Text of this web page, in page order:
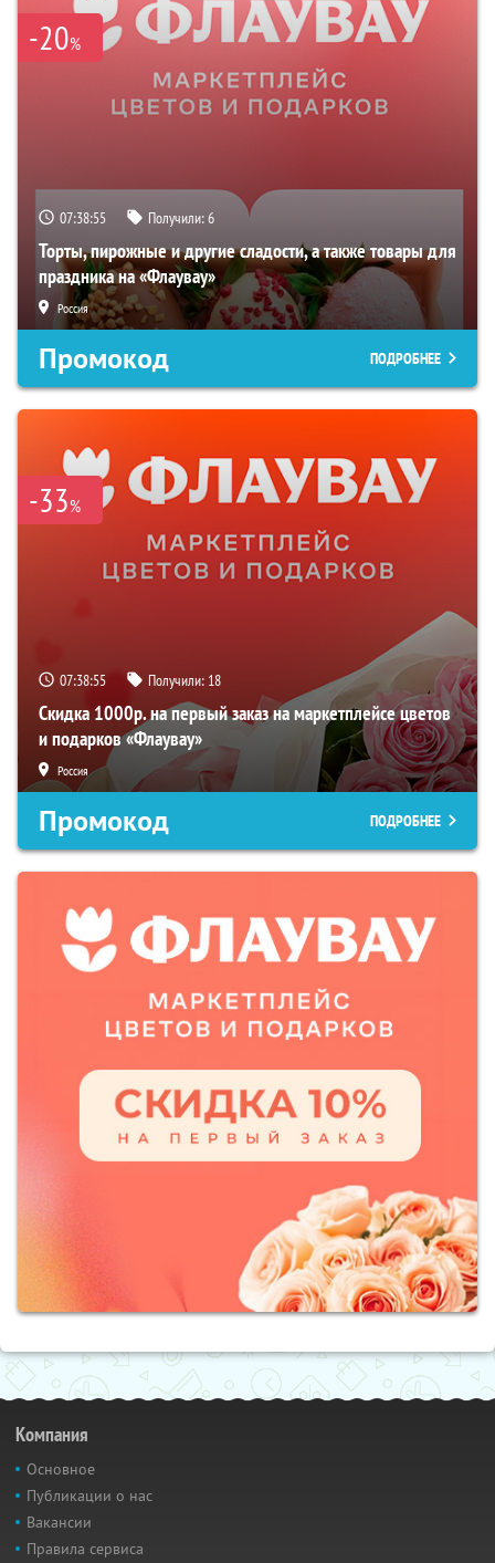
-20%
07:38:54 Получили:6
Торты, пирожные и другие сладости, а также товары для
праздника на «Флаувау»
Россия
Промокод ПОДРОБНЕЕ
-33%
07:38:54 Получили: 18
Скидка 1000р. на первый заказ на маркетплейсе цветов
и подарков «Флаувау»
Россия
Промокод ПОДРОБНЕЕ
Компания
Основное
Публикации о нас
Вакансии
Правила сервиса